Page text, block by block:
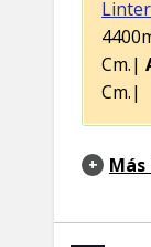
Cm.|
Cm.|